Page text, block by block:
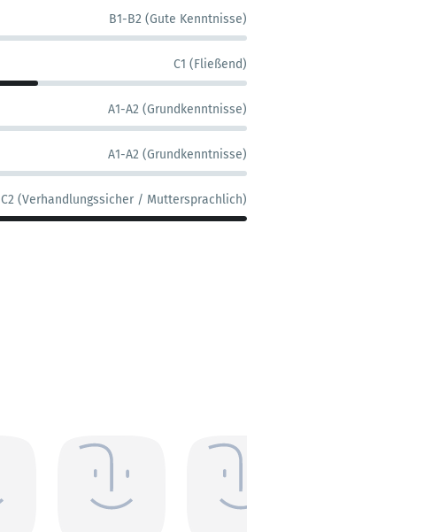
B1-B2 (Gute Kenntnisse)
C1 (Fließend)
A1-A2 (Grundkenntnisse)
A1-A2 (Grundkenntnisse)
C2 (Verhandlungssicher / Muttersprachlich)